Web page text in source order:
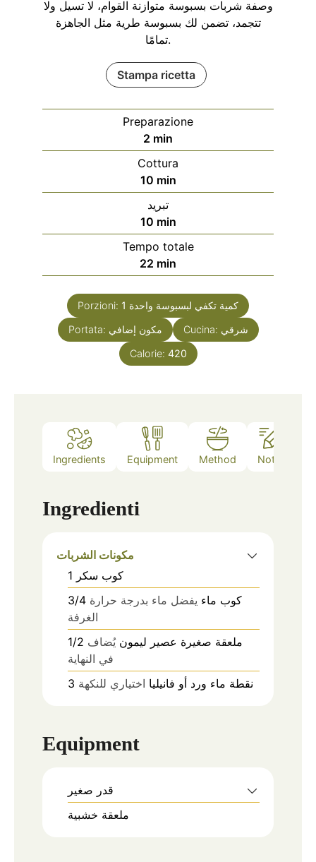
وصفة شربات بسبوسة متوازنة القوام، لا تسيل ولا
تتجمد، تضمن لك بسبوسة طرية مثل الجاهزة
تمامًا.
Stampa ricetta
Preparazione
2 minuti
min
Cottura
10minuti
min
تبريد
10minuti
min
Tempo totale
22 minuti
min
Porzioni: 1 كمية تكفي لبسبوسة واحدة
Portata: مكون إضافي Cucina: شرقي
Calorie: 420
Ingredients Equipment Method Notes
Ingredienti
مكونات الشربات
1
كوب سكر
3/4
كوب ماء يفضل ماء بدرجة حرارة
الغرفة
1/2
ملعقة صغيرة عصير ليمون يُضاف
في النهاية
3
نقطة ماء ورد أو فانيليا اختياري للنكهة
Equipment
قدر صغير
ملعقة خشبية